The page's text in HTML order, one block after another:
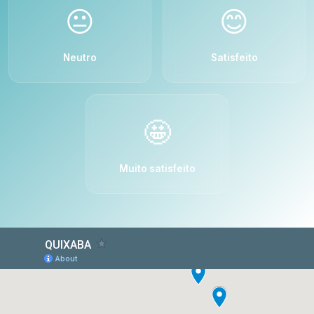
😐
Neutro
😊
Satisfeito
🤩
Muito satisfeito